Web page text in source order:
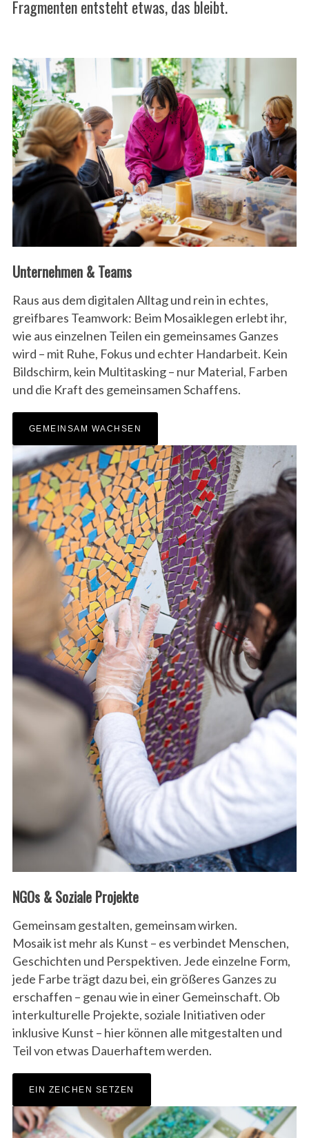
Fragmenten entsteht etwas, das bleibt.
Unternehmen & Teams
Raus aus dem digitalen Alltag und rein in echtes,
greifbares Teamwork: Beim Mosaiklegen erlebt ihr,
wie aus einzelnen Teilen ein gemeinsames Ganzes
wird – mit Ruhe, Fokus und echter Handarbeit. Kein
Bildschirm, kein Multitasking – nur Material, Farben
und die Kraft des gemeinsamen Schaffens.
GEMEINSAM WACHSEN
NGOs & Soziale Projekte
Gemeinsam gestalten, gemeinsam wirken.
Mosaik ist mehr als Kunst – es verbindet Menschen,
Geschichten und Perspektiven. Jede einzelne Form,
jede Farbe trägt dazu bei, ein größeres Ganzes zu
erschaffen – genau wie in einer Gemeinschaft. Ob
interkulturelle Projekte, soziale Initiativen oder
inklusive Kunst – hier können alle mitgestalten und
Teil von etwas Dauerhaftem werden.
EIN ZEICHEN SETZEN